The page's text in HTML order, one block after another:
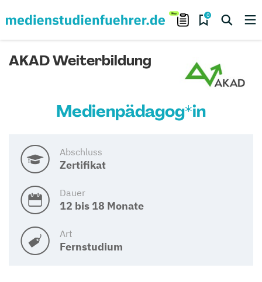
0
AKAD Weiterbildung
Medienpädagog*in
Abschluss
Zertifikat
Dauer
12 bis 18 Monate
Art
Fernstudium